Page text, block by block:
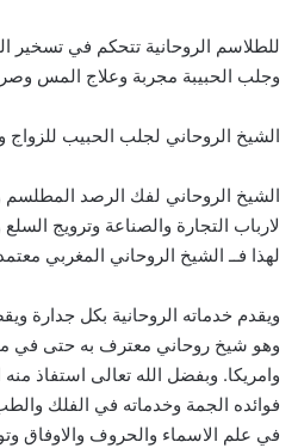
للطلاسم الروحانية تتحكم في
وجلب الحبيبة مجربة وعلاج المس
الشيخ الروحاني لجلب الحبيب
الشيخ الروحاني لفك الرصد
لارباب التجارة والصناعة وترويج
لهذا فــ الشيخ الروحاني المغربي
ويقدم خدماته الروحانية بكل جدارة
وهو شيخ روحاني معترف به حتى في
وامريكا. وبفضل الله تعالى استفاذ
فوائده الجمة وخدماته في الفلك
في علم الاسماء والحروف والاوفاق